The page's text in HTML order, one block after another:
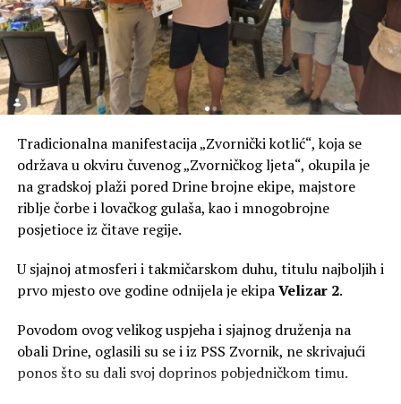
Tradicionalna manifestacija „Zvornički kotlić“, koja se
održava u okviru čuvenog „Zvorničkog ljeta“, okupila je
na gradskoj plaži pored Drine brojne ekipe, majstore
riblje čorbe i lovačkog gulaša, kao i mnogobrojne
posjetioce iz čitave regije.
U sjajnoj atmosferi i takmičarskom duhu, titulu najboljih i
prvo mjesto ove godine odnijela je ekipaVelizar 2.
Povodom ovog velikog uspjeha i sjajnog druženja na
obali Drine, oglasili su se i iz PSS Zvornik, ne skrivajući
ponos što su dali svoj doprinos pobjedničkom timu.